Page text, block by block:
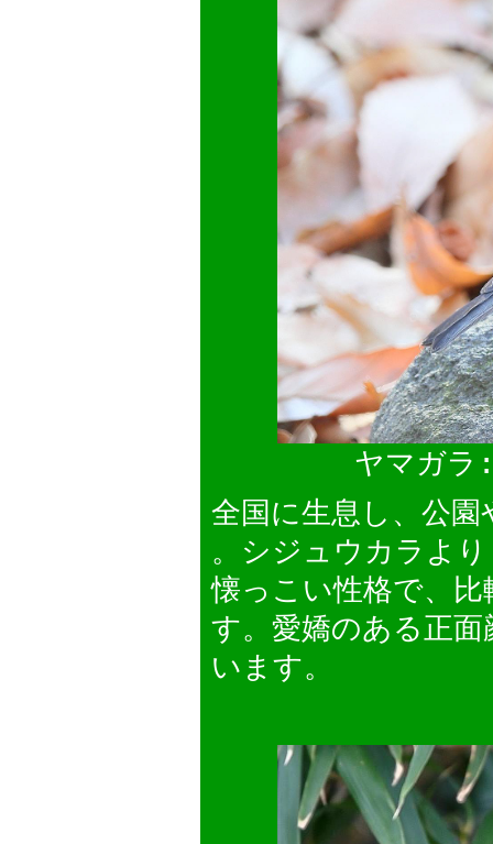
ヤマガラ
全国に生息し、公
。シジュウカラよ
懐っこい性格で、
す。愛嬌のある正
います。